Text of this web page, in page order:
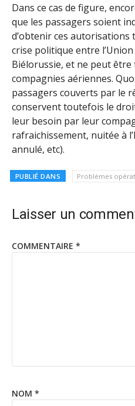
Dans ce cas de figure,
que les passagers soient
d’obtenir ces autorisations
crise politique entre
Biélorussie, et ne peut
compagnies aériennes.
passagers couverts par le
conservent toutefois le
leur besoin par leur
rafraichissement, nuitée à
annulé, etc).
PUBLIÉ DANS Problèmes
Laisser un
COMMENTAIRE *
NOM *